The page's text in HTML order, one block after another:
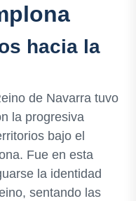
hacia la
de Navarra tuvo
la progresiva
bajo el
Fue en esta
la identidad
sentando las